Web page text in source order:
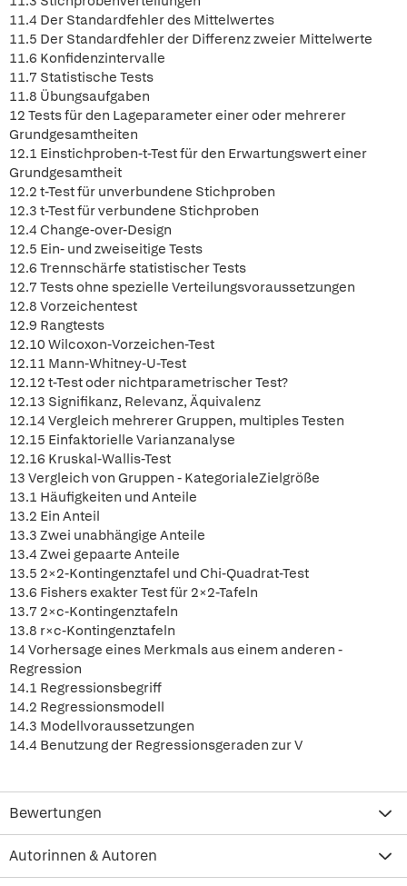
11.4 Der Standardfehler des Mittelwertes
11.5 Der Standardfehler der Differenz zweier Mittelwerte
11.6 Konfidenzintervalle
11.7 Statistische Tests
11.8 Übungsaufgaben
12 Tests für den Lageparameter einer oder mehrerer
Grundgesamtheiten
12.1 Einstichproben-t-Test für den Erwartungswert einer
Grundgesamtheit
12.2 t-Test für unverbundene Stichproben
12.3 t-Test für verbundene Stichproben
12.4 Change-over-Design
12.5 Ein- und zweiseitige Tests
12.6 Trennschärfe statistischer Tests
12.7 Tests ohne spezielle Verteilungsvoraussetzungen
12.8 Vorzeichentest
12.9 Rangtests
12.10 Wilcoxon-Vorzeichen-Test
12.11 Mann-Whitney-U-Test
12.12 t-Test oder nichtparametrischer Test?
12.13 Signifikanz, Relevanz, Äquivalenz
12.14 Vergleich mehrerer Gruppen, multiples Testen
12.15 Einfaktorielle Varianzanalyse
12.16 Kruskal-Wallis-Test
13 Vergleich von Gruppen - KategorialeZielgröße
13.1 Häufigkeiten und Anteile
13.2 Ein Anteil
13.3 Zwei unabhängige Anteile
13.4 Zwei gepaarte Anteile
13.5 2×2-Kontingenztafel und Chi-Quadrat-Test
13.6 Fishers exakter Test für 2×2-Tafeln
13.7 2×c-Kontingenztafeln
13.8 r×c-Kontingenztafeln
14 Vorhersage eines Merkmals aus einem anderen -
Regression
14.1 Regressionsbegriff
14.2 Regressionsmodell
14.3 Modellvoraussetzungen
14.4 Benutzung der Regressionsgeraden zur V
Bewertungen
Autorinnen & Autoren